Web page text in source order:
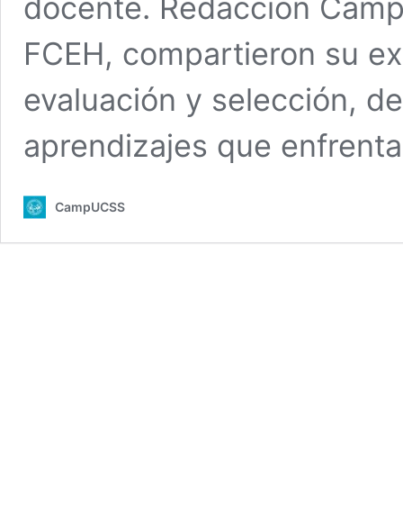
docente. Redacción
FCEH, compartieron su
evaluación y selección,
aprendizajes que
CampUCSS